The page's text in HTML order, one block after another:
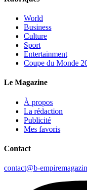
World
Business
Culture
Sport
Entertainment
Coupe du Monde
Le Magazine
À propos
La rédaction
Publicité
Mes favoris
Contact
contact@b-